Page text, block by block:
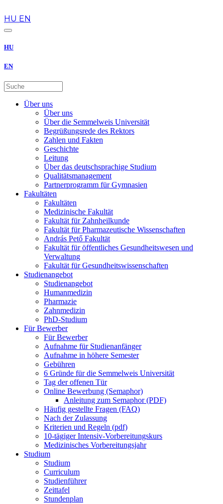
HU EN
HU
EN
Über uns
Über uns
Über die Semmelweis Universität
Begrüßungsrede des Rektors
Zahlen und Fakten
Geschichte
Leitung
Über das deutschsprachige Studium
Qualitätsmanagement
Partnerprogramm für Gymnasien
Fakultäten
Fakultäten
Medizinische Fakultät
Fakultät für Zahnheilkunde
Fakultät für Pharmazeutische Wissenschaften
András Pető Fakultät
Fakultät für öffentliches Gesundheitswesen und
Verwaltung
Fakultät für Gesundheitswissenschaften
Studienangebot
Studienangebot
Humanmedizin
Pharmazie
Zahnmedizin
PhD-Studium
Für Bewerber
Für Bewerber
Aufnahme für Studienanfänger
Aufnahme in höhere Semester
Gebühren
6 Gründe für die Semmelweis Universität
Tag der offenen Tür
Online Bewerbung (Semaphor)
Anleitung zum Semaphor (PDF)
Häufig gestellte Fragen (FAQ)
Nach der Zulassung
Kriterien und Regeln (pdf)
10-tägiger Intensiv-Vorbereitungskurs
Medizinisches Vorbereitungsjahr
Studium
Studium
Curriculum
Studienführer
Zeittafel
Stundenplan